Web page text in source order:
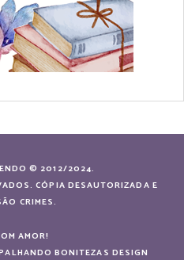
© 2012/2024.
CÓPIA DESAUTORIZADA E
CRIMES.
AMOR!
BONITEZAS DESIGN